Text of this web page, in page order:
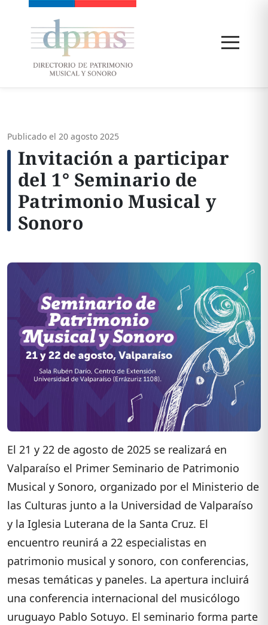
Publicado el 20 agosto 2025
Invitación a participar
del 1° Seminario de
Patrimonio Musical y
Sonoro
El 21 y 22 de agosto de 2025 se realizará en
Valparaíso el Primer Seminario de Patrimonio
Musical y Sonoro, organizado por el Ministerio de
las Culturas junto a la Universidad de Valparaíso
y la Iglesia Luterana de la Santa Cruz. El
encuentro reunirá a 22 especialistas en
patrimonio musical y sonoro, con conferencias,
mesas temáticas y paneles. La apertura incluirá
una conferencia internacional del musicólogo
uruguayo Pablo Sotuyo. El seminario forma parte